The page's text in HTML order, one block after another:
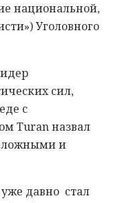
национальной,
Уголовного
сил,
с
Turan назвал
и
давно стал